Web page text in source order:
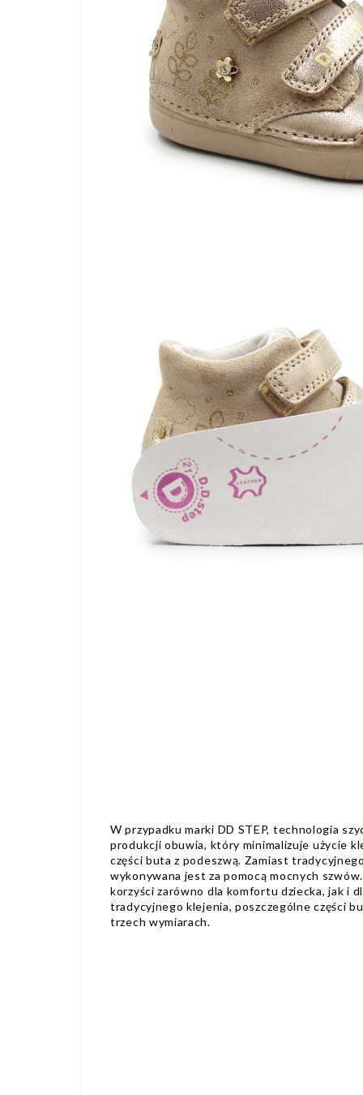
W przypadku marki DD STEP, technologia
produkcji obuwia, który minimalizuje użycie
części buta z podeszwą. Zamiast
wykonywana jest za pomocą mocnych
korzyści zarówno dla komfortu dziecka, jak i
tradycyjnego klejenia, poszczególne części
trzech wymiarach.